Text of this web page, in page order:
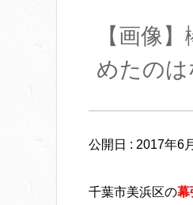
【画像
めたの
公開日 : 2017年6
千葉市美浜区の幕